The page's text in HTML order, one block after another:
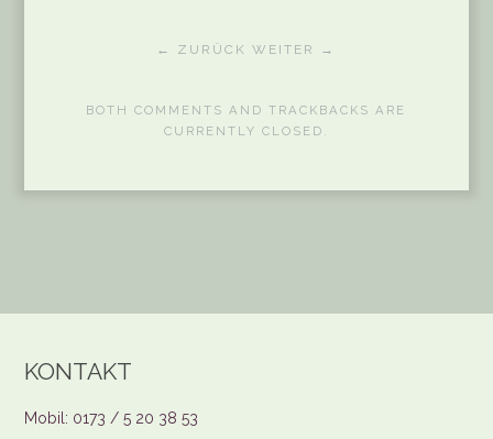
← ZURÜCK WEITER →
BOTH COMMENTS AND TRACKBACKS ARE
CURRENTLY CLOSED.
KONTAKT
Mobil: 0173 / 5 20 38 53